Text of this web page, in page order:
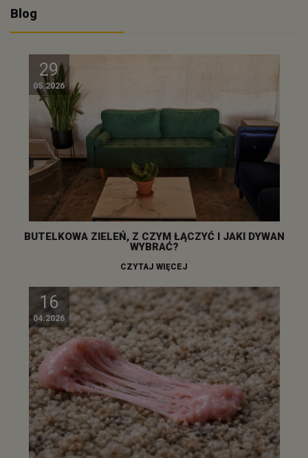
Blog
29
05.2026
BUTELKOWA ZIELEŃ, Z CZYM ŁĄCZYĆ I JAKI DYWAN
WYBRAĆ?
CZYTAJ WIĘCEJ
16
04.2026